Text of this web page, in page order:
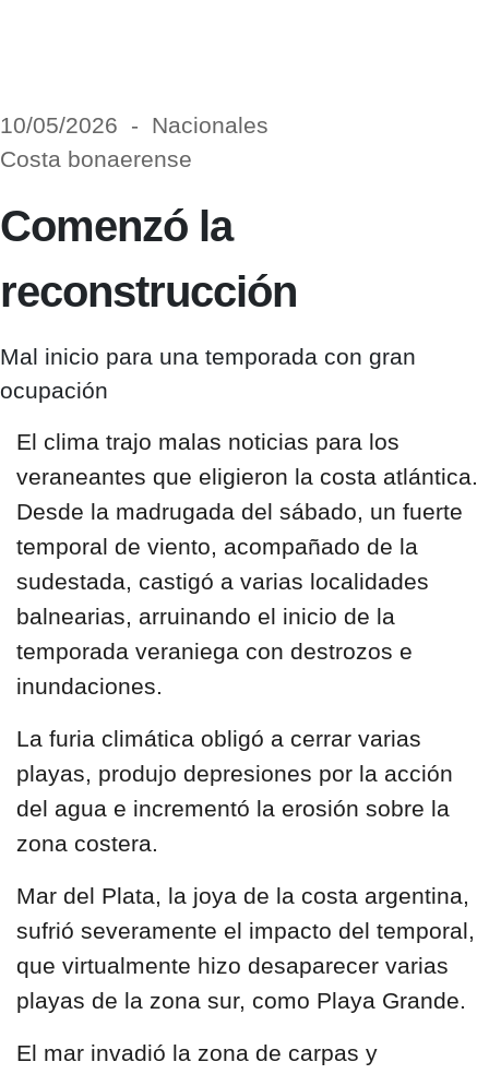
10/05/2026 - Nacionales
Costa bonaerense
Comenzó la
reconstrucción
Mal inicio para una temporada con gran
ocupación
El clima trajo malas noticias para los
veraneantes que eligieron la costa atlántica.
Desde la madrugada del sábado, un fuerte
temporal de viento, acompañado de la
sudestada, castigó a varias localidades
balnearias, arruinando el inicio de la
temporada veraniega con destrozos e
inundaciones.
La furia climática obligó a cerrar varias
playas, produjo depresiones por la acción
del agua e incrementó la erosión sobre la
zona costera.
Mar del Plata, la joya de la costa argentina,
sufrió severamente el impacto del temporal,
que virtualmente hizo desaparecer varias
playas de la zona sur, como Playa Grande.
El mar invadió la zona de carpas y